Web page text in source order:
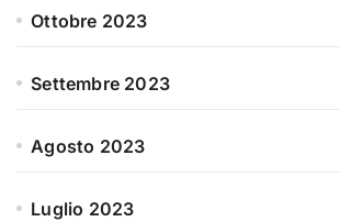
Ottobre 2023
Settembre 2023
Agosto 2023
Luglio 2023